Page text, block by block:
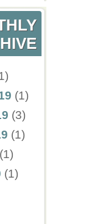
(1)
(3)
(1)
(1)
(1)